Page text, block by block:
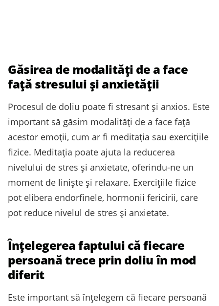
Găsirea de modalități de a face
față stresului și anxietății
Procesul de doliu poate fi stresant și anxios. Este
important să găsim modalități de a face față
acestor emoții, cum ar fi meditația sau exercițiile
fizice. Meditația poate ajuta la reducerea
nivelului de stres și anxietate, oferindu-ne un
moment de liniște și relaxare. Exercițiile fizice
pot elibera endorfinele, hormonii fericirii, care
pot reduce nivelul de stres și anxietate.
Înțelegerea faptului că fiecare
persoană trece prin doliu în mod
diferit
Este important să înțelegem că fiecare persoană